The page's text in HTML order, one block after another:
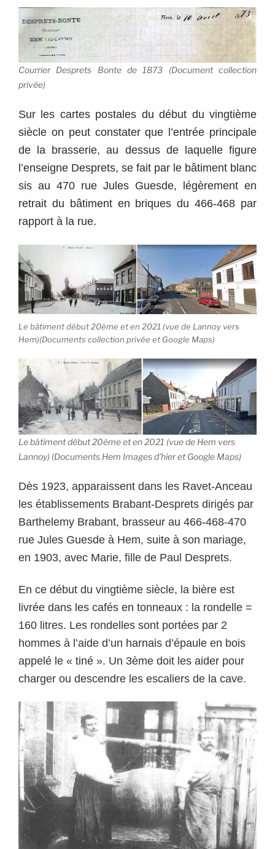
Courrier Desprets Bonte de 1873 (Document collection
privée)
Sur les cartes postales du début du vingtième
siècle on peut constater que l’entrée principale
de la brasserie, au dessus de laquelle figure
l’enseigne Desprets, se fait par le bâtiment blanc
sis au 470 rue Jules Guesde, légèrement en
retrait du bâtiment en briques du 466-468 par
rapport à la rue.
Le bâtiment début 20ème et en 2021 (vue de Lannoy vers
Hem)(Documents collection privée et Google Maps)
Le bâtiment début 20ème et en 2021 (vue de Hem vers
Lannoy) (Documents Hem Images d’hier et Google Maps)
Dès 1923, apparaissent dans les Ravet-Anceau
les établissements Brabant-Desprets dirigés par
Barthelemy Brabant, brasseur au 466-468-470
rue Jules Guesde à Hem, suite à son mariage,
en 1903, avec Marie, fille de Paul Desprets.
En ce début du vingtième siècle, la bière est
livrée dans les cafés en tonneaux : la rondelle =
160 litres. Les rondelles sont portées par 2
hommes à l’aide d’un harnais d’épaule en bois
appelé le « tiné ». Un 3ème doit les aider pour
charger ou descendre les escaliers de la cave.